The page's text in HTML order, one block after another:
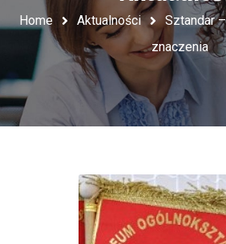
Home Aktualności
Sztandar
znaczenia